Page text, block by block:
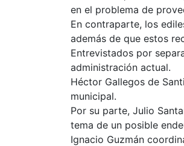
en el problema de
En contraparte, los
además de que estos
Entrevistados por
administración actual.
Héctor Gallegos de
municipal.
Por su parte, Julio
tema de un posible
Ignacio Guzmán